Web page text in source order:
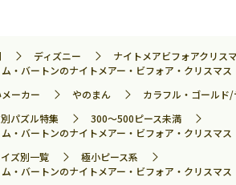
ディズニー
ナイトメアビフォアクリス
ム・バートンのナイトメアー・ビフォア・クリ
ーカー やのまん
カラフル・ゴール
パズル特集
300～500ピース未満
ム・バートンのナイトメアー・ビフォア・クリ
ズ別一覧
極小ピース系
ム・バートンのナイトメアー・ビフォア・クリ